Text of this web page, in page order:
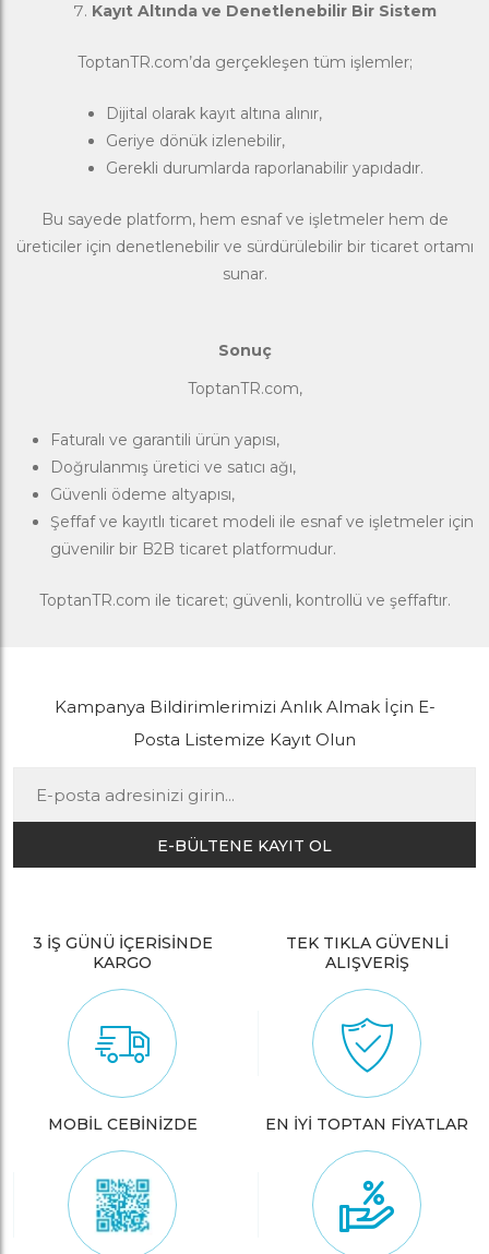
Kayıt Altında ve Denetlenebilir Bir Sistem
ToptanTR.com’da gerçekleşen tüm işlemler;
Dijital olarak kayıt altına alınır,
Geriye dönük izlenebilir,
Gerekli durumlarda raporlanabilir yapıdadır.
Bu sayede platform, hem esnaf ve işletmeler hem de
üreticiler için denetlenebilir ve sürdürülebilir bir ticaret ortamı
sunar.
Sonuç
ToptanTR.com,
Faturalı ve garantili ürün yapısı,
Doğrulanmış üretici ve satıcı ağı,
Güvenli ödeme altyapısı,
Şeffaf ve kayıtlı ticaret modeli ile esnaf ve işletmeler için
güvenilir bir B2B ticaret platformudur.
ToptanTR.com ile ticaret; güvenli, kontrollü ve şeffaftır.
Kampanya Bildirimlerimizi Anlık Almak İçin E-
Posta Listemize Kayıt Olun
E-BÜLTENE KAYIT OL
3 İŞ GÜNÜ İÇERİSİNDE
KARGO
TEK TIKLA GÜVENLİ
ALIŞVERİŞ
MOBİL CEBİNİZDE EN İYİ TOPTAN FİYATLAR